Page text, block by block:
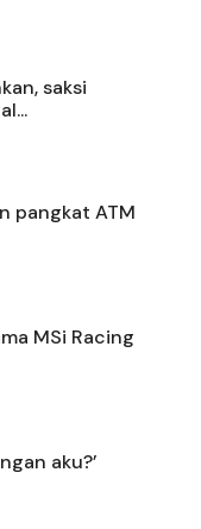
saksi
pangkat ATM
MSi Racing
aku?’